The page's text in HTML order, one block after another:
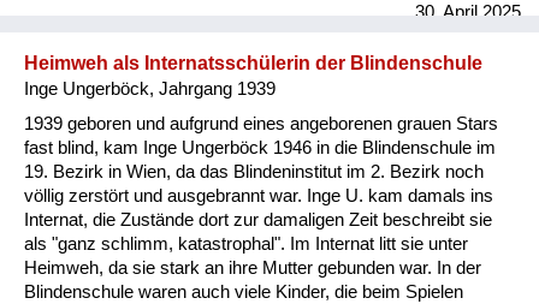
30. April 2025
Heimweh als Internatsschülerin der Blindenschule
Inge Ungerböck, Jahrgang 1939
1939 geboren und aufgrund eines angeborenen grauen Stars
fast blind, kam Inge Ungerböck 1946 in die Blindenschule im
19. Bezirk in Wien, da das Blindeninstitut im 2. Bezirk noch
völlig zerstört und ausgebrannt war. Inge U. kam damals ins
Internat, die Zustände dort zur damaligen Zeit beschreibt sie
als "ganz schlimm, katastrophal". Im Internat litt sie unter
Heimweh, da sie stark an ihre Mutter gebunden war. In der
Blindenschule waren auch viele Kinder, die beim Spielen